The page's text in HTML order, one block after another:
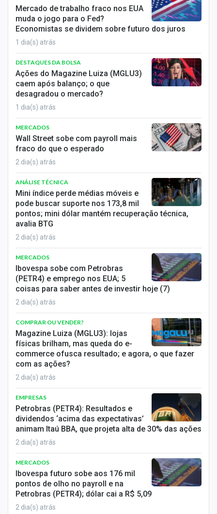
Mercado de trabalho fraco nos EUA
muda o jogo para o Fed?
Economistas se dividem sobre futuro dos juros
1 dia(s) atrás
DESTAQUES DA BOLSA
Ações do Magazine Luiza (MGLU3)
caem após balanço; o que
desagradou o mercado?
1 dia(s) atrás
MERCADOS
Wall Street sobe com payroll mais
fraco do que o esperado
2 dia(s) atrás
ANÁLISE TÉCNICA
Mini índice perde médias móveis e
pode buscar suporte nos 173,8 mil
pontos; mini dólar mantém recuperação técnica,
avalia BTG
2 dia(s) atrás
MERCADOS
Ibovespa sobe com Petrobras
(PETR4) e emprego nos EUA; 5
coisas para saber antes de investir hoje (7)
2 dia(s) atrás
COMPRAR OU VENDER?
Magazine Luiza (MGLU3): lojas
físicas brilham, mas queda do e-
commerce ofusca resultado; e agora, o que fazer
com as ações?
2 dia(s) atrás
EMPRESAS
Petrobras (PETR4): Resultados e
dividendos ‘acima das expectativas’
animam Itaú BBA, que projeta alta de 30% das ações
2 dia(s) atrás
MERCADOS
Ibovespa futuro sobe aos 176 mil
pontos de olho no payroll e na
Petrobras (PETR4); dólar cai a R$ 5,09
2 dia(s) atrás